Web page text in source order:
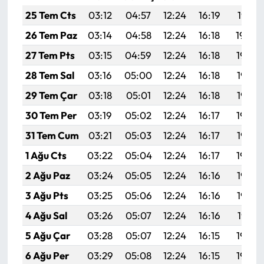
25 Tem Cts
03:12 04:57 12:24 16:19
19:41
26 Tem Paz
03:14 04:58 12:24 16:18
19:40
27 Tem Pts
03:15 04:59 12:24 16:18
19:39
28 Tem Sal
03:16 05:00 12:24 16:18
19:38
29 Tem Çar
03:18 05:01 12:24 16:18
19:37
30 Tem Per
03:19 05:02 12:24 16:17
19:36
31 Tem Cum
03:21 05:03 12:24 16:17
19:35
1 Ağu Cts
03:22 05:04 12:24 16:17
19:34
2 Ağu Paz
03:24 05:05 12:24 16:16
19:33
3 Ağu Pts
03:25 05:06 12:24 16:16
19:32
4 Ağu Sal
03:26 05:07 12:24 16:16
19:31
5 Ağu Çar
03:28 05:07 12:24 16:15
19:30
6 Ağu Per
03:29 05:08 12:24 16:15 19:29
Spor
Sungurlu Haberleri
Turizm
Uğurludağ Haberleri
Yaşam
Yayla Haber
Yemek Tarifleri
Yerel Haberler